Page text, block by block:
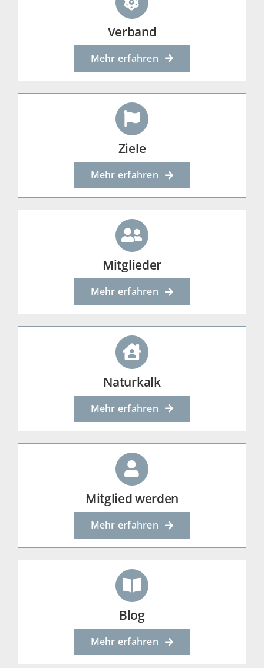
Verband
Mehr erfahren
Ziele
Mehr erfahren
Mitglieder
Mehr erfahren
Naturkalk
Mehr erfahren
Mitglied werden
Mehr erfahren
Blog
Mehr erfahren